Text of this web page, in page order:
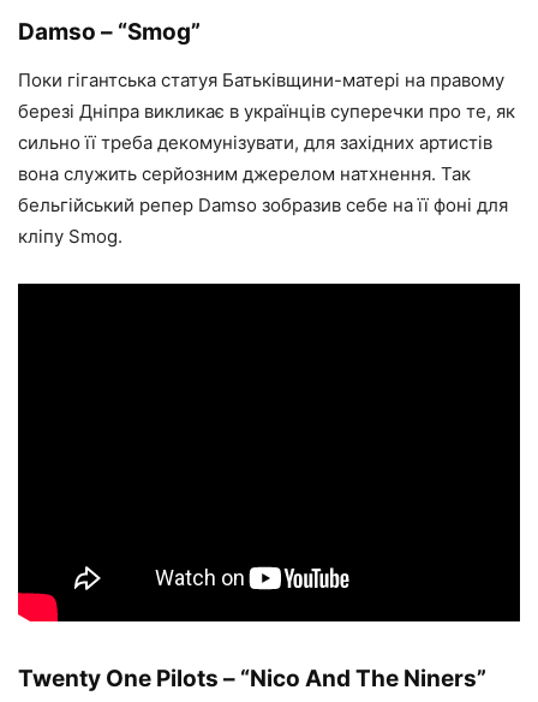
Damso – “Smog”
Поки гігантська статуя Батьківщини-матері на правому
березі Дніпра викликає в українців суперечки про те, як
сильно її треба декомунізувати, для західних артистів
вона служить серйозним джерелом натхнення. Так
бельгійський репер Damso зобразив себе на її фоні для
кліпу Smog.
Twenty One Pilots – “Nico And The Niners”